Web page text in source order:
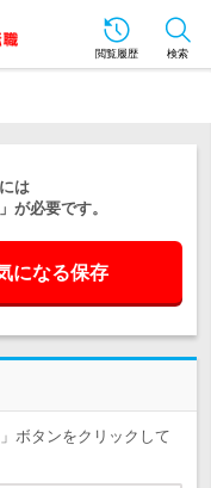
閲覧履歴 検索
は
が必要です。
になる保存
ボタンをクリックして